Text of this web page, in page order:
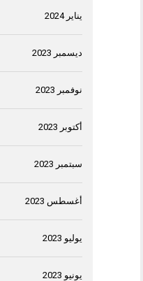
يناير 2024
ديسمبر 2023
نوفمبر 2023
أكتوبر 2023
سبتمبر 2023
أغسطس 2023
يوليو 2023
يونيو 2023